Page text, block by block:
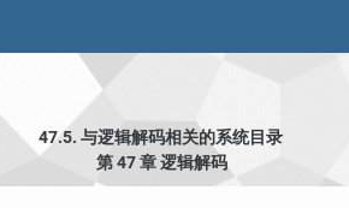
47.5. 与逻辑解码相关的系统目录
第 47 章 逻辑解码